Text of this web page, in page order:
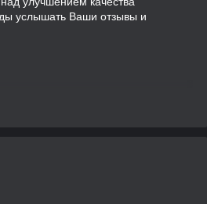
услышать Ваши отзывы и